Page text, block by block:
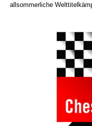
allsommerliche